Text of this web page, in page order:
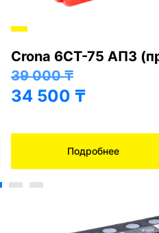
Crona 6СТ-75 АПЗ
39 000₸
34 500 ₸
Подробнее